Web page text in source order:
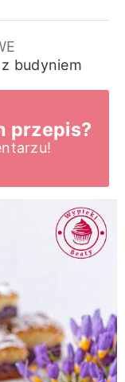
budyniem
przepis?